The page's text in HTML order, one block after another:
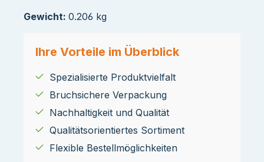
Gewicht: 0.206 kg
Ihre Vorteile im Überblick
Spezialisierte Produktvielfalt
Bruchsichere Verpackung
Nachhaltigkeit und Qualität
Qualitätsorientiertes Sortiment
Flexible Bestellmöglichkeiten